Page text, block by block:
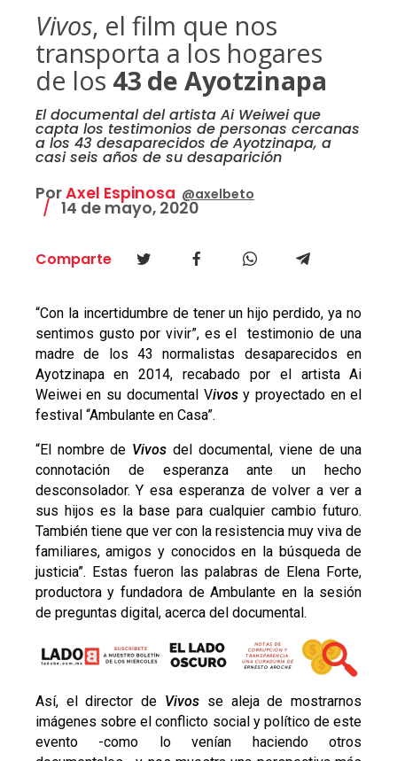
Vivos, el film que nos
transporta a los hogares
de los 43 de Ayotzinapa
El documental del artista Ai Weiwei que
capta los testimonios de personas cercanas
a los 43 desaparecidos de Ayotzinapa, a
casi seis años de su desaparición
PorAxel Espinosa @axelbeto
14 de mayo, 2020
Comparte
“Con la incertidumbre de tener un hijo perdido, ya no
sentimos gusto por vivir”, es el testimonio de una
madre de los 43 normalistas desaparecidos en
Ayotzinapa en 2014, recabado por el artista Ai
Weiwei en su documental Vivosy proyectado en el
festival “Ambulante en Casa”.
“El nombre de Vivos del documental, viene de una
connotación de esperanza ante un hecho
desconsolador. Y esa esperanza de volver a ver a
sus hijos es la base para cualquier cambio futuro.
También tiene que ver con la resistencia muy viva de
familiares, amigos y conocidos en la búsqueda de
justicia”. Estas fueron las palabras de Elena Forte,
productora y fundadora de Ambulante en la sesión
de preguntas digital, acerca del documental.
Así, el director de Vivos se aleja de mostrarnos
imágenes sobre el conflicto social y político de este
evento -como lo venían haciendo otros